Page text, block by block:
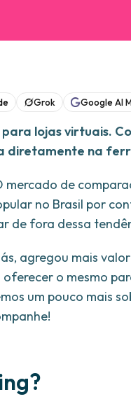
Grok Google AI
lojas virtuais.
diretamente na
de
no Brasil por
de fora dessa
agregou mais
o mesmo
um pouco mais